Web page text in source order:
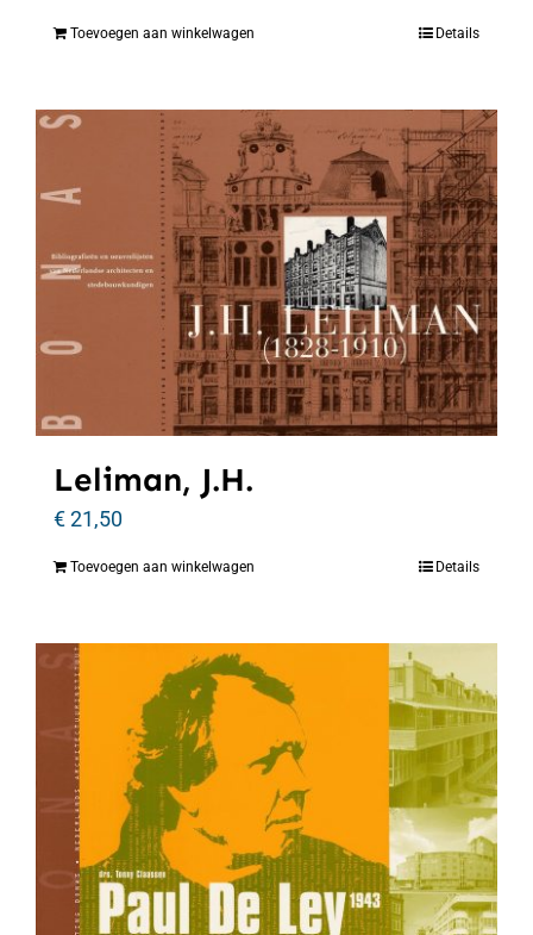
Toevoegen aan winkelwagen Details
Leliman, J.H.
€21,50
Toevoegen aan winkelwagen Details